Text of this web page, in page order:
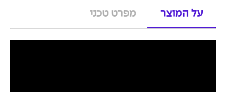
על המוצר מפרט טכני